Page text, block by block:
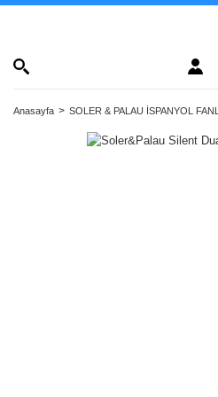
Anasayfa SOLER & PALAU İSPANYOL